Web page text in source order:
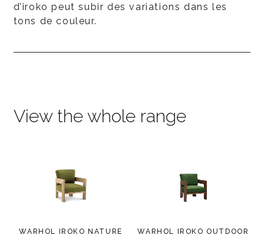
d’iroko peut subir des variations dans les
tons de couleur.
View the whole range
WARHOL IROKO NATURE WARHOL IROKO OUTDOOR